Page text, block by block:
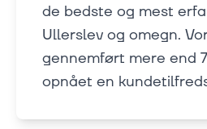
de bedste og mest
Ullerslev og omegn.
gennemført mere end
opnået en